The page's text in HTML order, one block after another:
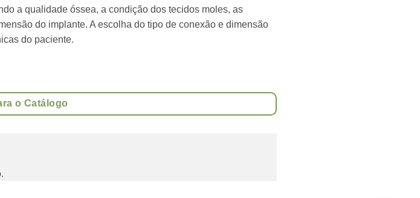
a qualidade óssea, a condição dos tecidos moles, as
do implante. A escolha do tipo de conexão e dimensão
do paciente.
o Catálogo